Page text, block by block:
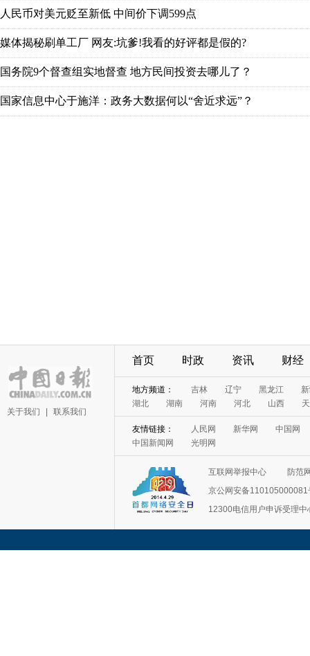
人民币对美元贬至新低 中间价下调599点
媒体揭秘刷单工厂 网友:坑爹!我看的好评都是假的?
国务院9个督查组实地督查 地方民间投资去哪儿了？
国家信息中心于施洋：政务大数据何以“舍近求远”？
关于我们 联系我们
首页 时政 资讯 财经
地方频道： 吉林 辽宁 黑龙江
湖北
湖南 河南 河北 山西
友情链接： 人民网 新华网
中国网
中国新闻网
光明网
互联网举报中心
防范
京公网安备110105000081
12300电信用户申诉受理中